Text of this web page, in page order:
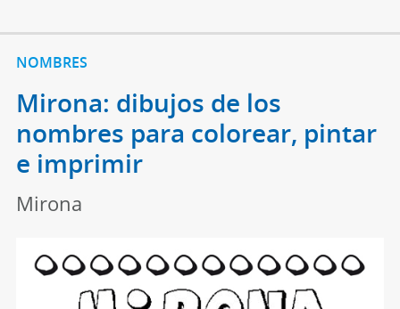
NOMBRES
Mirona: dibujos de los
nombres para colorear, pintar
e imprimir
Mirona